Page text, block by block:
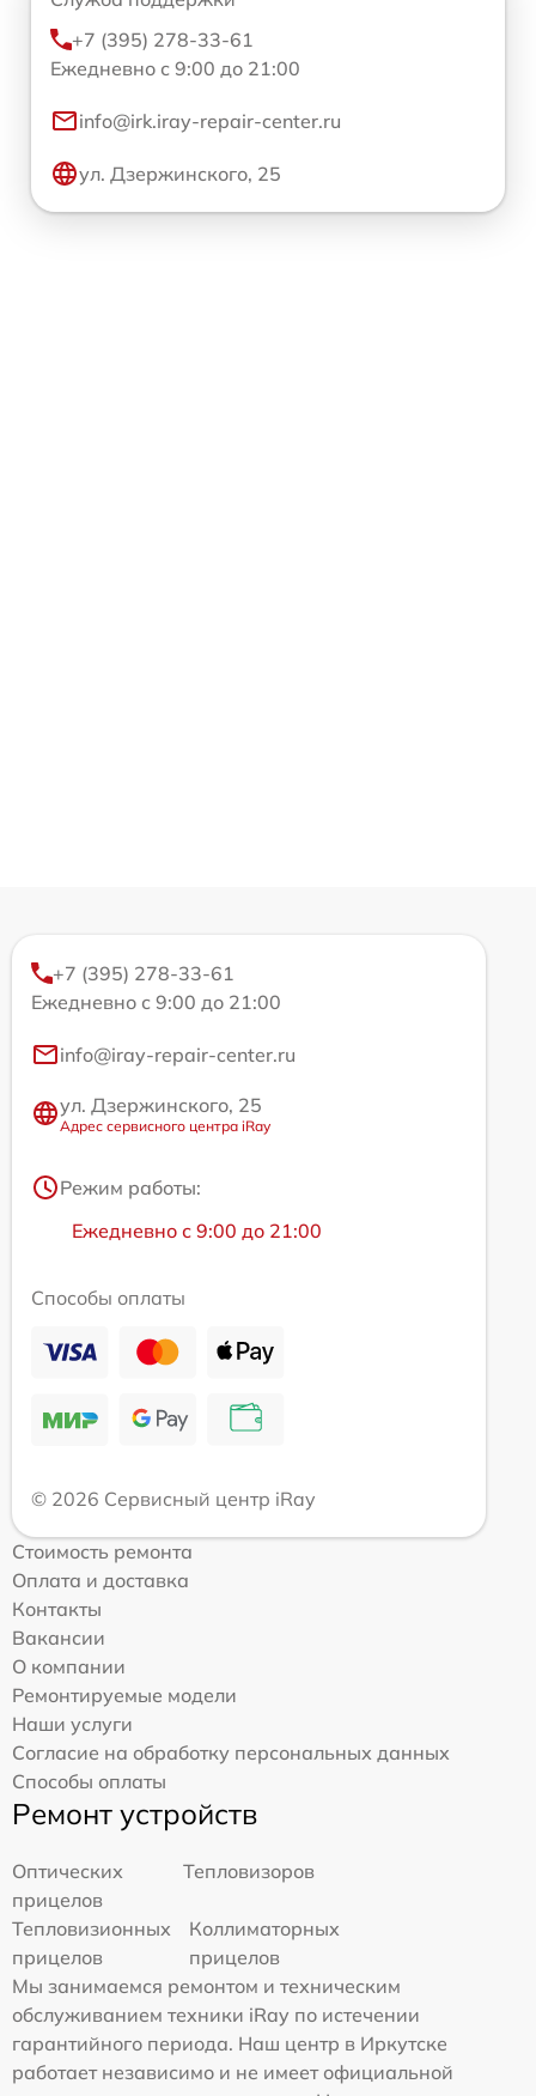
+7 (395) 278-33-61
Ежедневно с 9:00 до 21:00
info@irk.iray-repair-center.ru
ул. Дзержинского, 25
+7 (395) 278-33-61
Ежедневно с 9:00 до 21:00
info@iray-repair-center.ru
ул. Дзержинского, 25
Адрес сервисного центра iRay
Режим работы:
Ежедневно с 9:00 до 21:00
Способы оплаты
© 2026 Сервисный центр iRay
Стоимость ремонта
Оплата и доставка
Контакты
Вакансии
О компании
Ремонтируемые модели
Наши услуги
Согласие на обработку персональных данных
Способы оплаты
Ремонт устройств
Оптических
прицелов
Тепловизоров
Тепловизионных
прицелов
Коллиматорных
прицелов
Мы занимаемся ремонтом и техническим
обслуживанием техники iRay по истечении
гарантийного периода. Наш центр в Иркутске
работает независимо и не имеет официальной